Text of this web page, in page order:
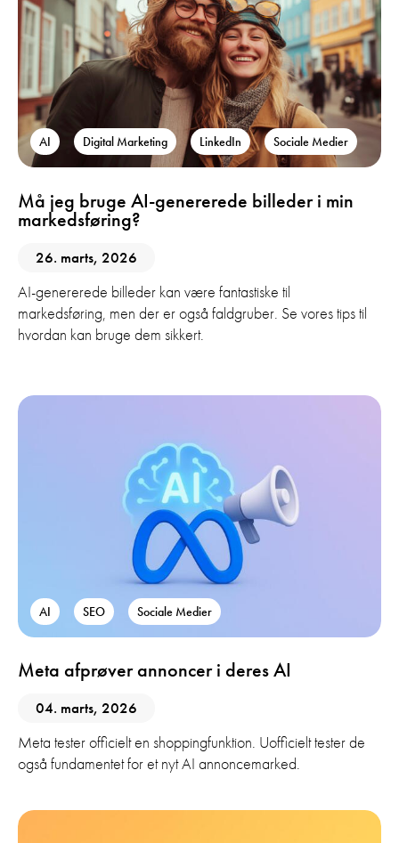
AI Digital Marketing LinkedIn Sociale Medier
Må jeg bruge AI-genererede billeder i min
markedsføring?
26. marts, 2026
AI-genererede billeder kan være fantastiske til
markedsføring, men der er også faldgruber. Se vores tips til
hvordan kan bruge dem sikkert.
AI SEO Sociale Medier
Meta afprøver annoncer i deres AI
04. marts, 2026
Meta tester officielt en shoppingfunktion. Uofficielt tester de
også fundamentet for et nyt AI annoncemarked.